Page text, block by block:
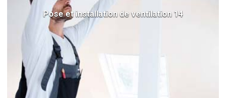
Pose et installation de ventilation 14